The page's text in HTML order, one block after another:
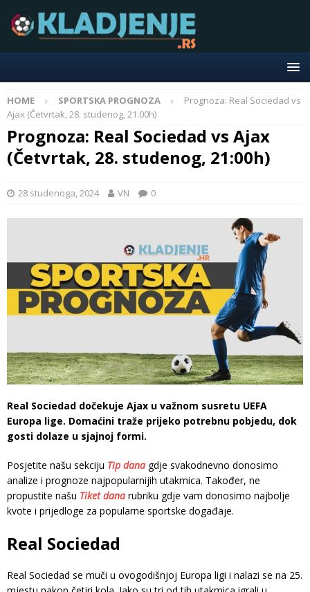
HOME SPORTSKA PROGNOZA
Prognoza: Real Sociedad vs
Ajax (Četvrtak, 28. studenog, 21:00h)
Prognoza: Real Sociedad vs Ajax
(Četvrtak, 28. studenog, 21:00h)
28 studenoga, 2024 VN 0
Real Sociedad dočekuje Ajax u važnom susretu UEFA
Europa lige. Domaćini traže prijeko potrebnu pobjedu, dok
gosti dolaze u sjajnoj formi.
Posjetite našu sekciju Tip dana gdje svakodnevno donosimo
analize i prognoze najpopularnijih utakmica. Također, ne
propustite našu Tiket dana rubriku gdje vam donosimo najbolje
kvote i prijedloge za popularne sportske događaje.
Real Sociedad
Real Sociedad se muči u ovogodišnjoj Europa ligi i nalazi se na 25.